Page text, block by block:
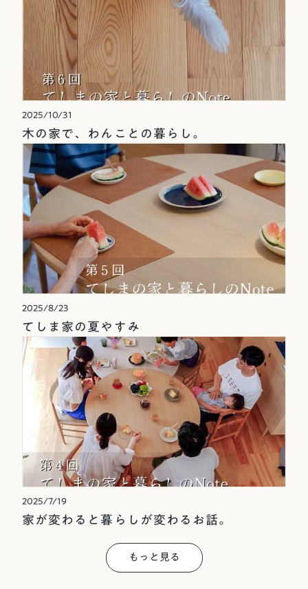
2025/10/31
木の家で、わんことの暮らし。
2025/8/23
てしま家の夏やすみ
2025/7/19
家が変わると暮らしが変わるお話。
もっと見る